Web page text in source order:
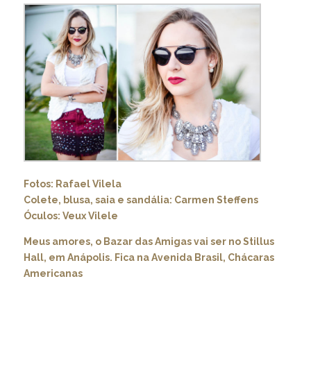
Fotos: Rafael Vilela
Colete, blusa, saia e sandália: Carmen Steffens
Óculos: Veux Vilele
Meus amores, o Bazar das Amigas vai ser no Stillus
Hall, em Anápolis. Fica na Avenida Brasil, Chácaras
Americanas